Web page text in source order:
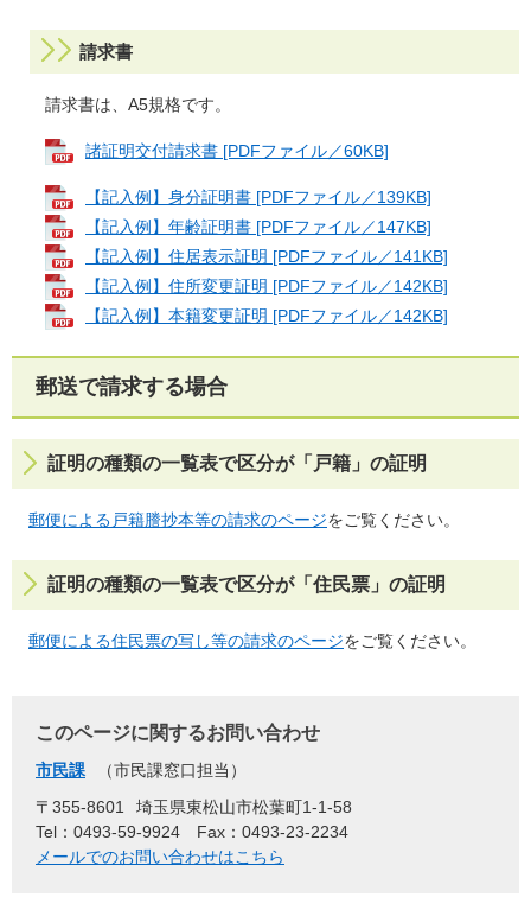
請求書
請求書は、A5規格です。​
諸証明交付請求書 [PDFファイル／60KB]
【記入例】身分証明書 [PDFファイル／139KB]
【記入例】年齢証明書 [PDFファイル／147KB]
【記入例】住居表示証明 [PDFファイル／141KB]
【記入例】住所変更証明 [PDFファイル／142KB]
【記入例】本籍変更証明 [PDFファイル／142KB]
郵送で請求する場合​
証明の種類の一覧表で区分が「戸籍」の証明
郵便による戸籍謄抄本等の請求のページをご覧ください。
証明の種類の一覧表で区分が「住民票」の証明
郵便による住民票の写し等の請求のページをご覧ください。
このページに関するお問い合わせ
市民課
市民課窓口担当
〒355-8601
埼玉県東松山市松葉町1-1-58
Tel：0493-59-9924
Fax：0493-23-2234
メールでのお問い合わせはこちら